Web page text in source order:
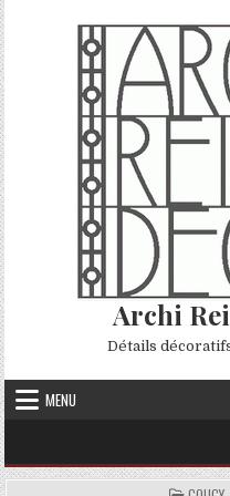
Skip to content
Archi
Détails
MENU